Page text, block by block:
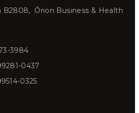
B2808, Órion Business & Health
3984
0437
0325